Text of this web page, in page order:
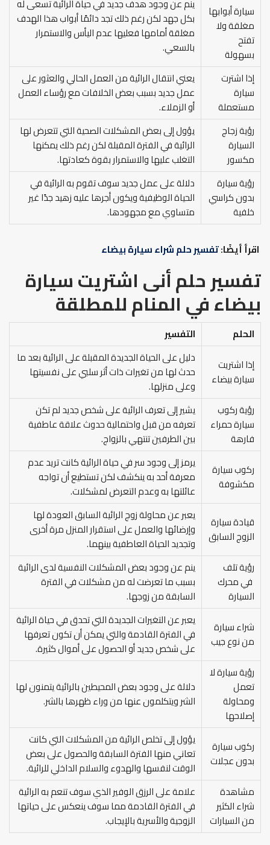
سيارة أبوابها
مغلقة ولا
تفتح
بسهولة
ينم عن وجود هدف جديد في حياة الرائية تسعى له
بكل جهد لكن رغم ذلك تجد دائمًا أبواب هذا الهدف
مغلقة أمامها فعليها عدم اليأس والاستمرار
بالسعي.
إذا اشترت
سيارة
مستعملة
يعني انتقال الرائية من العمل الحالي والعثور على
عمل جديد بسبب بعض الخلافات مع رؤساء العمل
أو الزملاء.
رؤية زجاج
السيارة
مكسور
يؤول إلى بعض المشكلات الصحية التي تتعرض لها
الرائية في الفترة المقبلة لكن رغم ذلك يمكنها
التغلب عليها والاستمرار بقوة كعادتها.
رؤية سيارة
بدون كراسي
خلفية
دلالة على عمل جديد سوف تقوم به الرائية في
الحياة الوظيفية ويكون أجرها عليه زهيد جدًا غير
متساوي مع مجهودها.
اقرأ أيضًا:تفسير حلم شراء سيارة بيضاء
تفسير حلم أنى اشتريت سيارة
بيضاء في المنامللمطلقة
الحلم
التفسير
إذا اشتريت
سيارة بيضاء
دليل على الحياة الجديدة المقبلة على الرائية بعد ما
حدث لها من تغيرات ذات أثر سلبي على نفسيتها
وعلى منزلها.
رؤية ركوب
سيارة حمراء
فارهة
يشير إلى تعرف الرائية على شخص جديد لم تكن
تعرفه من قبل واحتمالية حدوث علاقة عاطفية
بين الطرفين تنتهي بالزواج.
ركوب سيارة
مكشوفة
يرمز إلى وجود سر في حياة الرائية كانت تريد عدم
معرفة أحد به ينكشف لكن تستطيع أن تواجه
عائلتها به وعدم التعرض لمشكلات.
قيادة سيارة
الزوج السابق
يعبر عن محاولة زوج الرائية السابق العودة لها
وإرضائها والعمل على استقرار المنزل مرة أخرى
وتجديد الحياة العاطفية بينهما.
رؤية تلف
في محرك
السيارة
ينم عن وجود بعض المشكلات النفسية لدى الرائية
بسبب ما تعرضت له من مشكلات في الفترة
السابقة من زوجها.
شراء سيارة
من نوع جيب
يعبر عن التغيرات الجديدة التي تحدق في حياة الرائية
في الفترة القادمة والتي يمكن أن تكون تعرفها
على شخص جديد أو الحصول على أموال كثيرة.
رؤية سيارة لا
تعمل
ومحاولة
إصلاحها
دلالة على وجود بعض المحيطين بالرائية يتمنون لها
الشر ويتكلمون عنها من وراء ظهرها بالشر.
ركوب سيارة
بدون عجلات
يؤول إلى تخلص الرائية من المشكلات التي كانت
تعاني منها الفترة السابقة والحصول على بعض
الوقت لنفسها والهدوء والسلام الداخلي للرائية.
مشاهدة
شراء الكثير
من السيارات
علامة على الرزق الوفير الذي سوف تنعم به الرائية
في الفترة القادمة مما سوف ينعكس على حياتها
الزوجية والأسرية بالإيجاب.